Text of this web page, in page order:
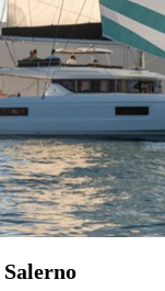
Salerno